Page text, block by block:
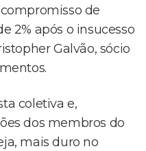
de
2% após o insucesso
Galvão, sócio
coletiva e,
dos membros do
mais duro no